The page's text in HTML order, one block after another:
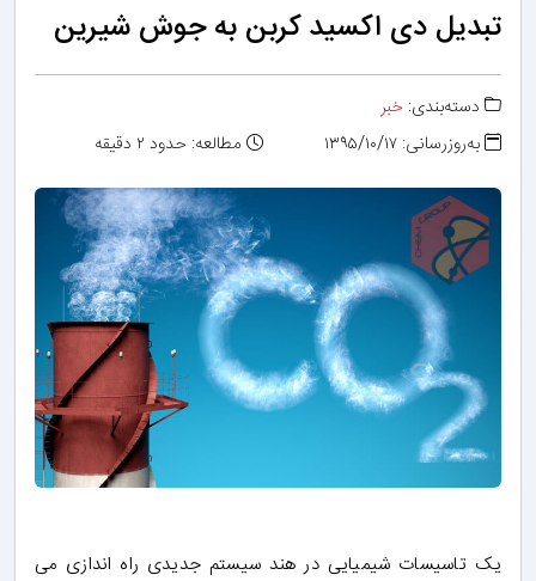
تبدیل دی اکسید کربن به جوش شیرین
دسته‌بندی: خبر
به‌روزرسانی: ۱۳۹۵/۱۰/۱۷
مطالعه: حدود ۲ دقیقه
یک تاسیسات شیمیایی در هند سیستم جدیدی راه اندازی می